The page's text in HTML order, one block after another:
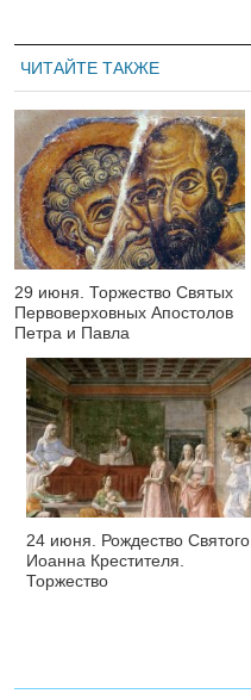
ЧИТАЙТЕ ТАКЖЕ
29 июня. Торжество Святых
Первоверховных Апостолов
Петра и Павла
24 июня. Рождество Святого
Иоанна Крестителя.
Торжество